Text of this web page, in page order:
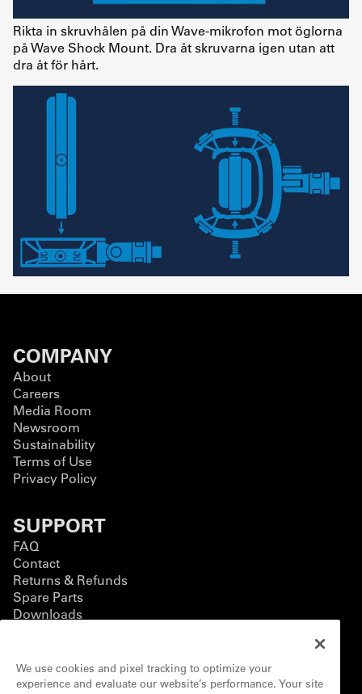
Rikta in skruvhålen på din Wave-mikrofon mot öglorna
på Wave Shock Mount. Dra åt skruvarna igen utan att
dra åt för hårt.
COMPANY
About
Careers
Media Room
Newsroom
Sustainability
Terms of Use
Privacy Policy
SUPPORT
FAQ
Contact
Returns & Refunds
Spare Parts
Downloads
BUSINESS
Business Solutions
We use cookies and pixel tracking to optimize your
experience and evaluate our website’s performance. Your site